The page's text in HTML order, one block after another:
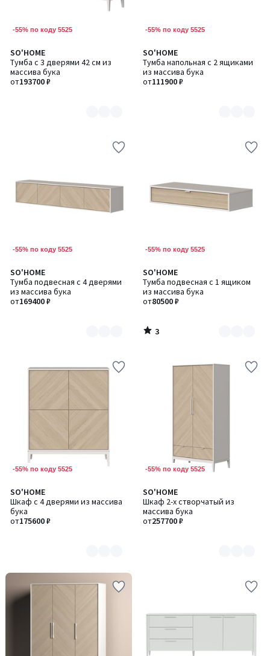
-55% по коду 5525
SO'HOME
Тумба с 3 дверями 42 см из
массива бука
от193700 ₽
Количество
цветов:
2
-55% по коду 5525
SO'HOME
Тумба напольная с 2 ящиками
из массива бука
от111900 ₽
Количество
цветов:
2
-55% по коду 5525
SO'HOME
Тумба подвесная с 4 дверями
из массива бука
от169400 ₽
Количество
цветов:
2
-55% по коду 5525
SO'HOME
Тумба подвесная с 1 ящиком
из массива бука
от80500 ₽
3
/
5
Количество
цветов:
2
3
/
-55% по коду 5525
SO'HOME
Шкаф с 4 дверями из массива
бука
от175600 ₽
Количество
цветов:
2
-55% по коду 5525
SO'HOME
Шкаф 2-х створчатый из
массива бука
от257700 ₽
Количество
цветов:
2